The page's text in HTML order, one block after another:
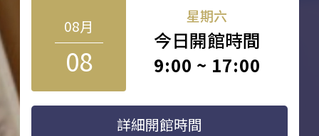
08月
08
星期六
今日開館時間
9:00 ~ 17:00
詳細開館時間